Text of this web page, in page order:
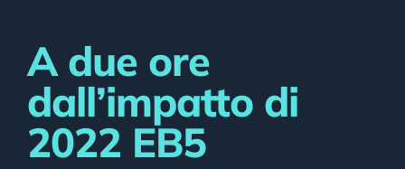
A due ore
dall’impatto di
2022 EB5